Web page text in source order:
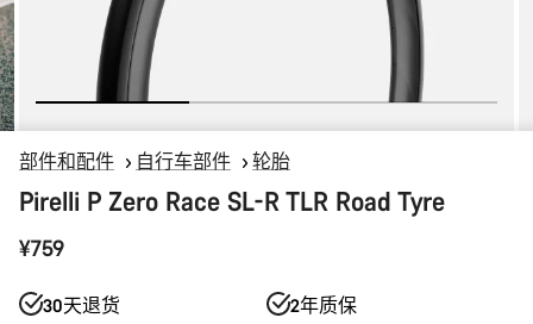
部件和配件 自行车部件 轮胎
Pirelli P Zero Race SL-R TLR Road Tyre
¥759
30天退货 2年质保